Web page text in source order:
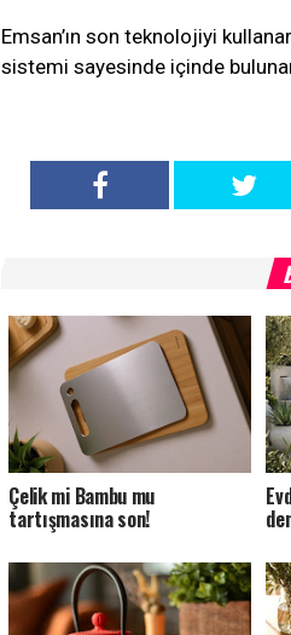
Emsan’ın son teknolojiyi
sistemi sayesinde içinde
Çelik mi Bambu mu
tartışmasına son!